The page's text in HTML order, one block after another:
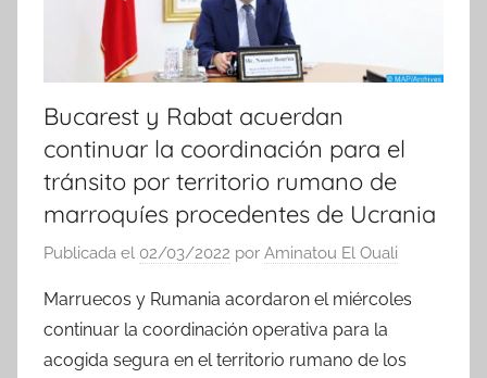
Bucarest y Rabat acuerdan
continuar la coordinación para el
tránsito por territorio rumano de
marroquíes procedentes de Ucrania
Publicada el 02/03/2022 por Aminatou El Ouali
Marruecos y Rumania acordaron el miércoles
continuar la coordinación operativa para la
acogida segura en el territorio rumano de los